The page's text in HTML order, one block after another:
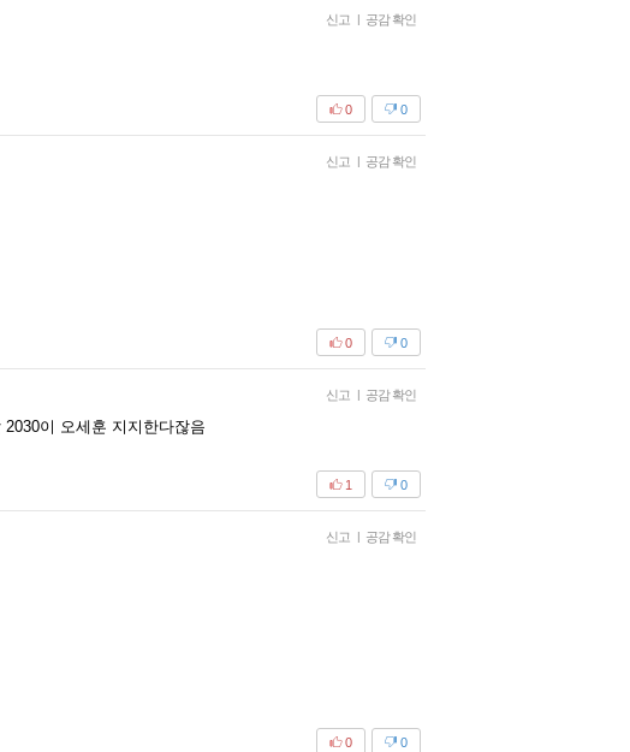
신고 | 공감 확인
0
0
신고 | 공감 확인
0
0
신고 | 공감 확인
이 오세훈 지지한다잖음
0
1
신고 | 공감 확인
0
0